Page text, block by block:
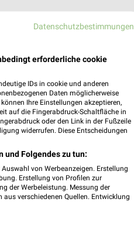
Datenschutzbestimmungen
erforderliche cookie
IDs in cookie und anderen
Daten möglicherweise
Ihre Einstellungen akzeptieren,
auf die Fingerabdruck-Schaltfläche in
oder den Link in der Fußzeile
widerrufen. Diese Entscheidungen
und Folgendes zu tun:
von Werbeanzeigen. Erstellung
Erstellung von Profilen zur
der Werbeleistung. Messung der
verschiedenen Quellen. Entwicklung